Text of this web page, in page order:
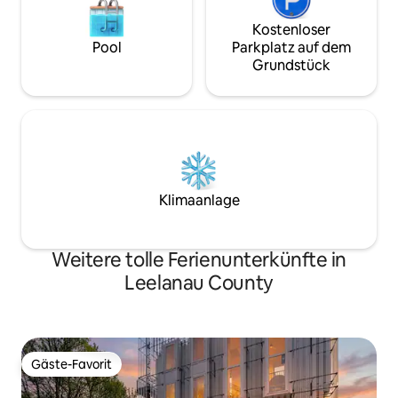
Pool
Kostenloser
Parkplatz auf dem
Grundstück
Klimaanlage
Weitere tolle Ferienunterkünfte in
Leelanau County
Gäste-Favorit
Gäste-Favorit